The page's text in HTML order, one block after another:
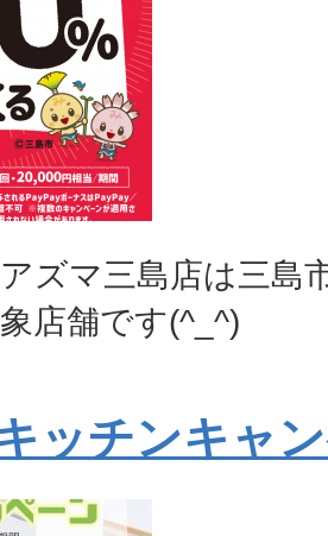
ズマ三島店は三島
店舗です(^_^)
ッチンキャ